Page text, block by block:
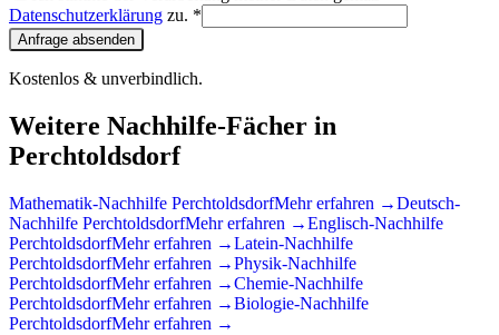
Datenschutzerklärung zu. *
Anfrage absenden
Kostenlos & unverbindlich.
Weitere Nachhilfe-Fächer in
Perchtoldsdorf
Mathematik-Nachhilfe PerchtoldsdorfMehr erfahren →Deutsch-
Nachhilfe PerchtoldsdorfMehr erfahren →Englisch-Nachhilfe
PerchtoldsdorfMehr erfahren →Latein-Nachhilfe
PerchtoldsdorfMehr erfahren →Physik-Nachhilfe
PerchtoldsdorfMehr erfahren →Chemie-Nachhilfe
PerchtoldsdorfMehr erfahren →Biologie-Nachhilfe
PerchtoldsdorfMehr erfahren →